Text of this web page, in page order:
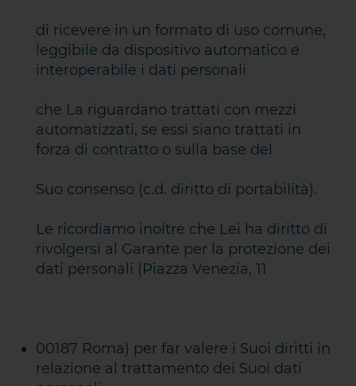
di ricevere in un formato di uso comune,
leggibile da dispositivo automatico e
interoperabile i dati personali
che La riguardano trattati con mezzi
automatizzati, se essi siano trattati in
forza di contratto o sulla base del
Suo consenso (c.d. diritto di portabilità).
Le ricordiamo inoltre che Lei ha diritto di
rivolgersi al Garante per la protezione dei
dati personali (Piazza Venezia, 11
00187 Roma) per far valere i Suoi diritti in
relazione al trattamento dei Suoi dati